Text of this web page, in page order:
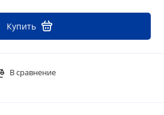
Купить
В сравнение